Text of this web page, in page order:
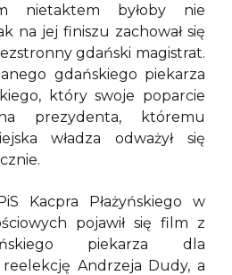
nietaktem byłoby nie
na jej finiszu zachował się
gdański magistrat.
gdańskiego piekarza
który swoje poparcie
prezydenta, któremu
władza odważył się
Kacpra Płażyńskiego w
pojawił się film z
piekarza dla
Andrzeja Dudy, a